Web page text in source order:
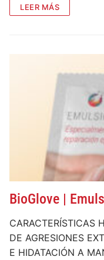
LEER MÁS
BioGlove |
CARACTERÍSTICAS
DE AGRESIONES
E HIDATACIÓN A